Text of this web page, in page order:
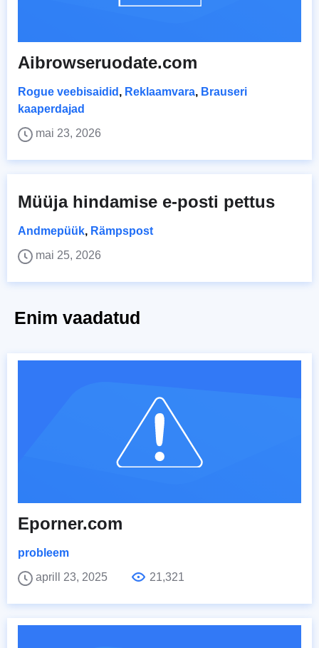
Aibrowseruodate.com
Rogue veebisaidid , Reklaamvara, Brauseri
kaaperdajad
mai 23, 2026
Müüja hindamise e-posti pettus
Andmepüük, Rämpspost
mai 25, 2026
Enim vaadatud
Eporner.com
probleem
aprill 23, 2025
21,321